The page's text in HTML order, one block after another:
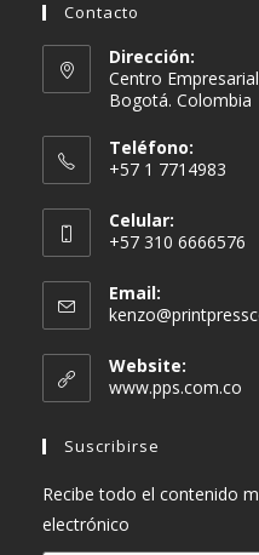
Contacto
Dirección:
Centro
Bogotá. Colombia
Teléfono:
+57 1 7714983
Celular:
+57 310 6666576
Email:
Website:
www.pps.com.co
Suscribirse
Recibe todo el contenido
electrónico